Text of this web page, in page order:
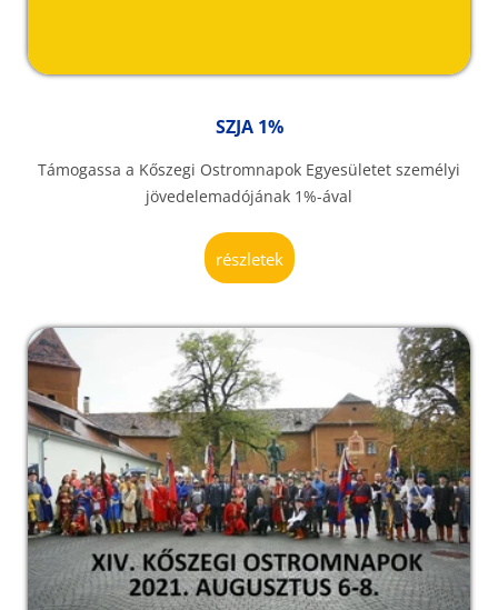
SZJA 1%
Támogassa a Kőszegi Ostromnapok Egyesületet személyi
jövedelemadójának 1%-ával
részletek